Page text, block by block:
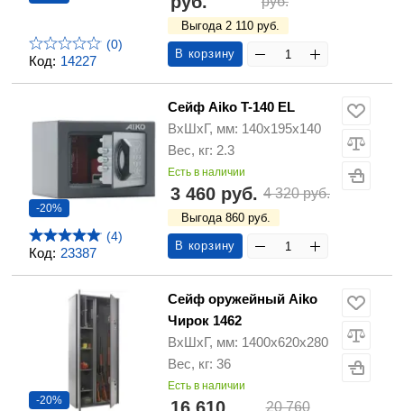
Код: 14227
(0)
Выгода 2 110 руб.
В корзину
Код: 23387
-20%
(4)
Сейф Aiko T-140 EL
ВхШхГ, мм: 140х195х140
Вес, кг: 2.3
Есть в наличии
3 460 руб. 4 320 руб.
Выгода 860 руб.
В корзину
-20%
Сейф оружейный Aiko
Чирок 1462
ВхШхГ, мм: 1400х620х280
Вес, кг: 36
Есть в наличии
20 760